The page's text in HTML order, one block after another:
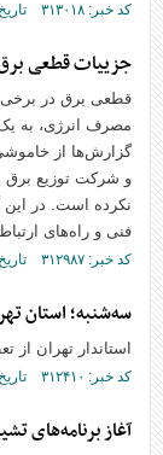
کد خبر: ۳۱۳۰۱۸ تاریخ انتشار : ۱۴۰۵/۰۴/۲۰
جزییات قطعی برق
قطعی برق در برخی
مصرف انرژی، به
گزارش‌ها از
و شرکت توزیع برق
نکرده است. در
فنی و راه‌های
کد خبر: ۳۱۲۹۸۷ تاریخ انتشار : ۱۴۰۵/۰۴/۲۰
سه‌شنبه؛ استان
استاندار تهران
کد خبر: ۳۱۲۴۱۰ تاریخ انتشار : ۱۴۰۵/۰۴/۱۳
آغاز برنامه‌های